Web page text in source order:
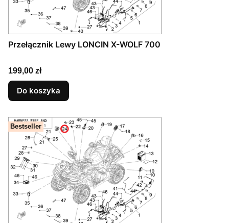
Przełącznik Lewy LONCIN X-WOLF 700
Cena
199,00 zł
Do koszyka
Bestseller